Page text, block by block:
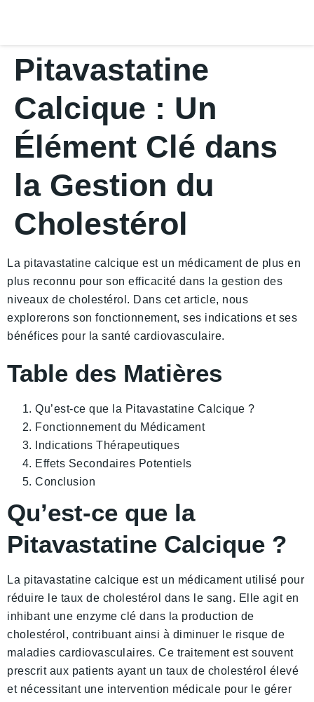
Pitavastatine
Calcique : Un
Élément Clé dans
la Gestion du
Cholestérol
La pitavastatine calcique est un médicament de plus en
plus reconnu pour son efficacité dans la gestion des
niveaux de cholestérol. Dans cet article, nous
explorerons son fonctionnement, ses indications et ses
bénéfices pour la santé cardiovasculaire.
Table des Matières
Qu’est-ce que la Pitavastatine Calcique ?
Fonctionnement du Médicament
Indications Thérapeutiques
Effets Secondaires Potentiels
Conclusion
Qu’est-ce que la
Pitavastatine Calcique ?
La pitavastatine calcique est un médicament utilisé pour
réduire le taux de cholestérol dans le sang. Elle agit en
inhibant une enzyme clé dans la production de
cholestérol, contribuant ainsi à diminuer le risque de
maladies cardiovasculaires. Ce traitement est souvent
prescrit aux patients ayant un taux de cholestérol élevé
et nécessitant une intervention médicale pour le gérer